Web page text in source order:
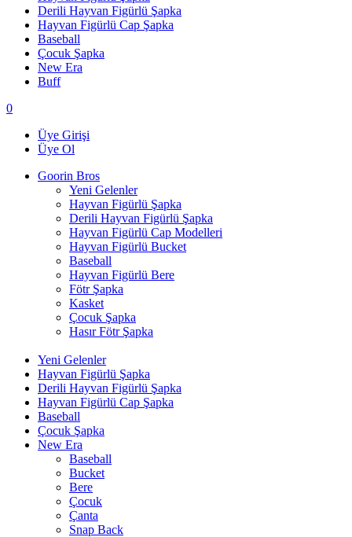
Derili Hayvan Figürlü Şapka
Hayvan Figürlü Cap Şapka
Baseball
Çocuk Şapka
New Era
Buff
0
Üye Girişi
Üye Ol
Goorin Bros
Yeni Gelenler
Hayvan Figürlü Şapka
Derili Hayvan Figürlü Şapka
Hayvan Figürlü Cap Modelleri
Hayvan Figürlü Bucket
Baseball
Hayvan Figürlü Bere
Fötr Şapka
Kasket
Çocuk Şapka
Hasır Fötr Şapka
Yeni Gelenler
Hayvan Figürlü Şapka
Derili Hayvan Figürlü Şapka
Hayvan Figürlü Cap Şapka
Baseball
Çocuk Şapka
New Era
Baseball
Bucket
Bere
Çocuk
Çanta
Snap Back